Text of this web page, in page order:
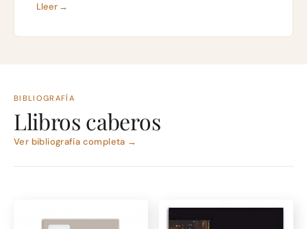
Lleer →
BIBLIOGRAFÍA
Llibros caberos
Ver bibliografía completa →